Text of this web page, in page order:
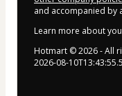
and accompanied by
Learn more about
Hotmart ©2026- All
2026-08-